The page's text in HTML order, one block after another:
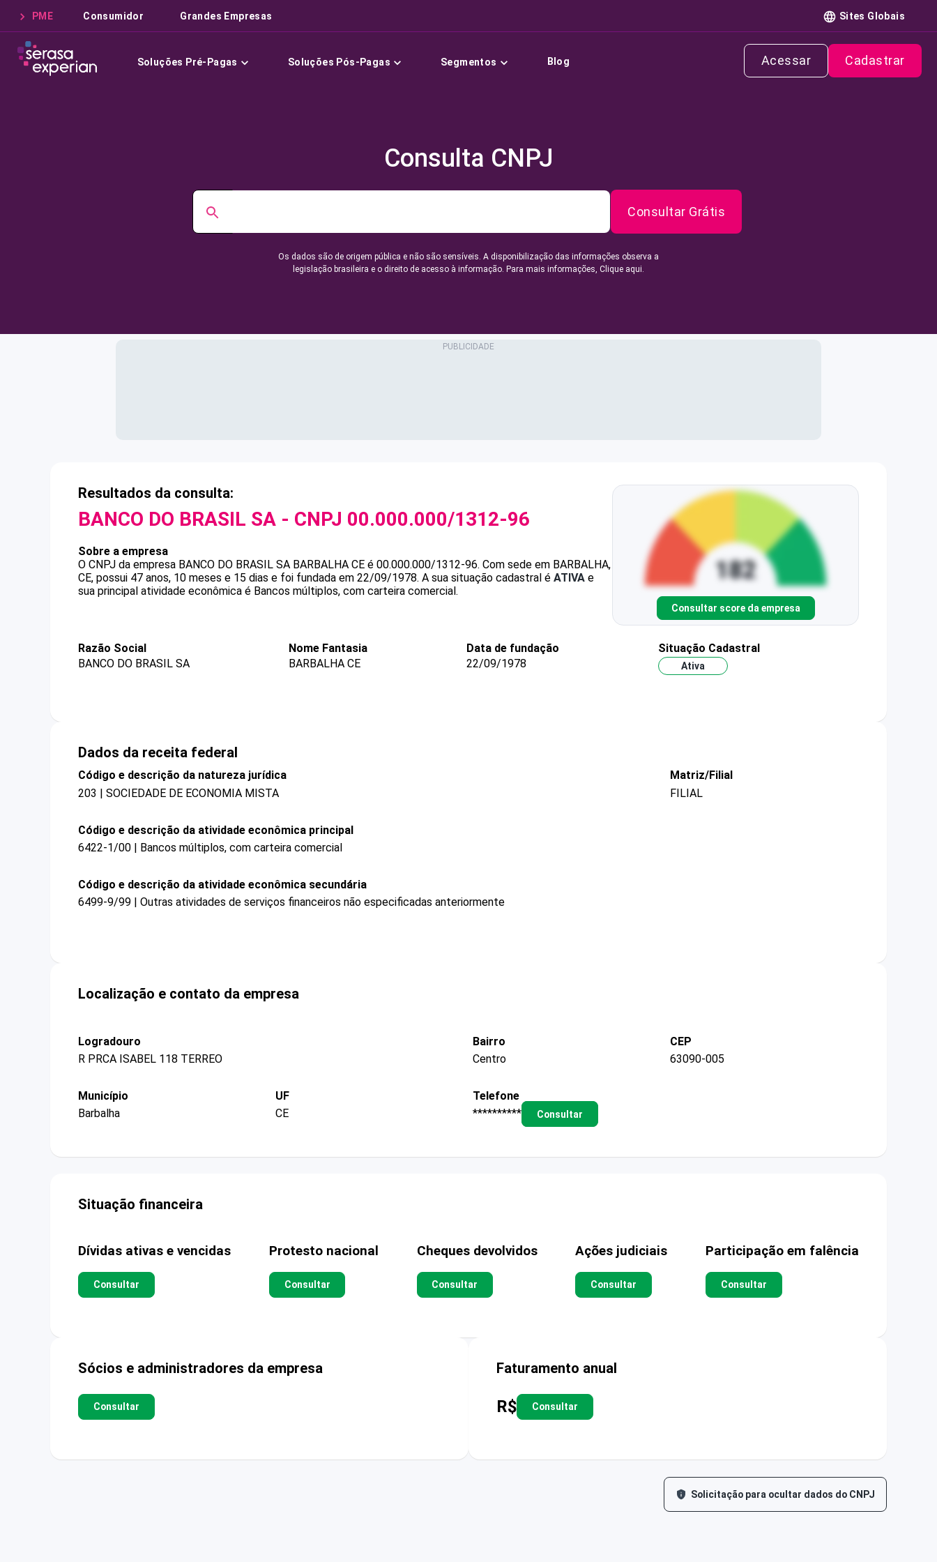
PME Consumidor Grandes Empresas Sites Globais
Soluções Pré-Pagas Soluções Pós-Pagas Segmentos Blog Acessar Cadastrar
Consulta CNPJ
Consultar Grátis
Os dados são de origem pública e não são sensíveis. A disponibilização das informações observa a
legislação brasileira e o direito de acesso à informação. Para mais informações, Clique aqui.
Resultados da consulta:
BANCO DO BRASIL SA - CNPJ 00.000.000/1312-96
Sobre a empresa
O CNPJ da empresa BANCO DO BRASIL SA BARBALHA CE é 00.000.000/1312-96. Com sede em BARBALHA,
CE, possui 47 anos, 10 meses e 15 dias e foi fundada em 22/09/1978. A sua situação cadastral é ATIVA e
sua principal atividade econômica é Bancos múltiplos, com carteira comercial.
Consultar score da empresa
Razão Social
BANCO DO BRASIL SA
Nome Fantasia
BARBALHA CE
Data de fundação
22/09/1978
Situação Cadastral
Ativa
Dados da receita federal
Código e descrição da natureza jurídica
203 | SOCIEDADE DE ECONOMIA MISTA
Matriz/Filial
FILIAL
Código e descrição da atividade econômica principal
6422-1/00 | Bancos múltiplos, com carteira comercial
Código e descrição da atividade econômica secundária
6499-9/99 | Outras atividades de serviços financeiros não especificadas anteriormente
Localização e contato da empresa
Logradouro
R PRCA ISABEL 118 TERREO
Bairro
Centro
CEP
63090-005
Município
Barbalha
UF
CE
Telefone
**********
Consultar
Situação financeira
Dívidas ativas e vencidas
Consultar
Protesto nacional
Consultar
Cheques devolvidos
Consultar
Ações judiciais
Consultar
Participação em falência
Consultar
Sócios e administradores da empresa
Consultar
Faturamento anual
R$ Consultar
Solicitação para ocultar dados do CNPJ